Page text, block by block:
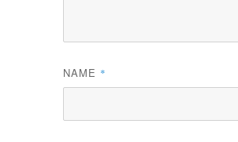
NAME *